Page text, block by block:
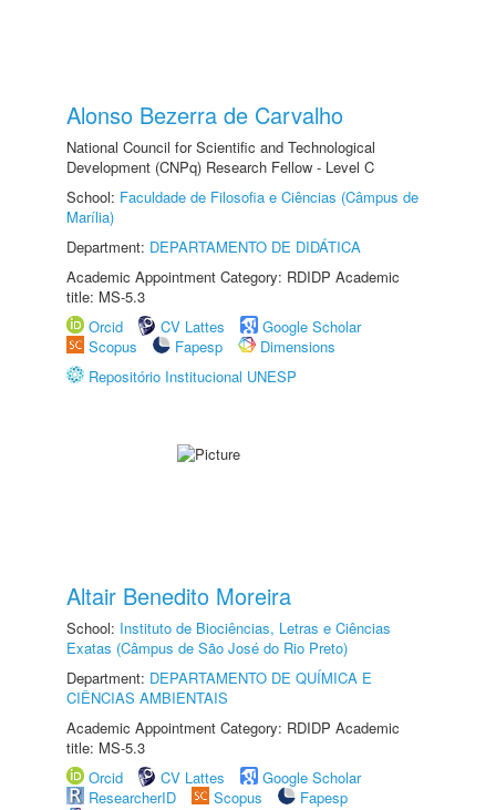
Alonso Bezerra de Carvalho
National Council for Scientific and Technological
Development (CNPq) Research Fellow - Level C
School: Faculdade de Filosofia e Ciências (Câmpus de
Marília)
Department: DEPARTAMENTO DE DIDÁTICA
Academic Appointment Category: RDIDP Academic
title: MS-5.3
Orcid
CV Lattes
Google Scholar
Scopus
Fapesp
Dimensions
Repositório Institucional UNESP
Altair Benedito Moreira
School: Instituto de Biociências, Letras e Ciências
Exatas (Câmpus de São José do Rio Preto)
Department: DEPARTAMENTO DE QUÍMICA E
CIÊNCIAS AMBIENTAIS
Academic Appointment Category: RDIDP Academic
title: MS-5.3
Orcid
CV Lattes
Google Scholar
ResearcherID
Scopus
Fapesp